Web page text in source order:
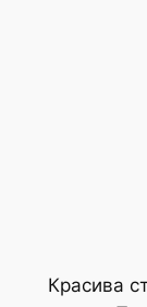
Красива